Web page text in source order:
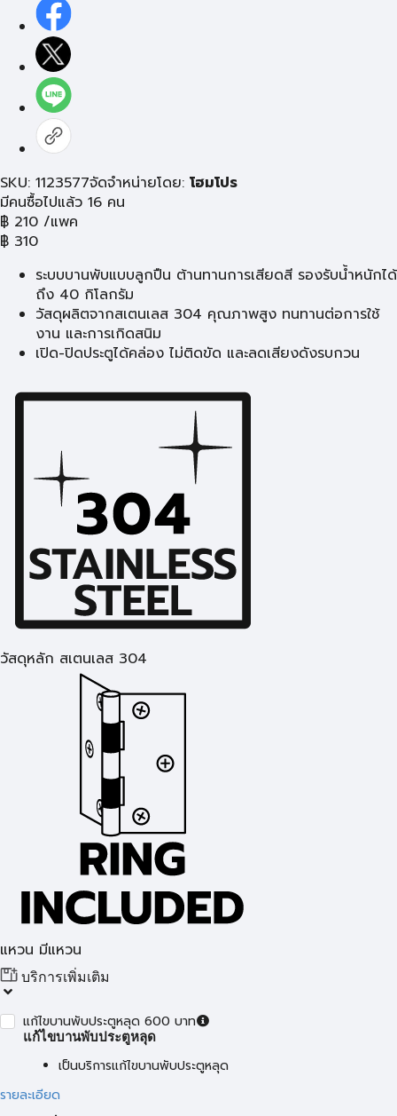
SKU: 1123577จัดจำหน่ายโดย: โฮมโปร
มีคนซื้อไปแล้ว 16 คน
฿ 210 /แพค
฿ 310
ระบบบานพับแบบลูกปืน ต้านทานการเสียดสี รองรับน้ำหนักได้
ถึง 40 กิโลกรัม
วัสดุผลิตจากสเตนเลส 304 คุณภาพสูง ทนทานต่อการใช้
งาน และการเกิดสนิม
เปิด-ปิดประตูได้คล่อง ไม่ติดขัด และลดเสียงดังรบกวน
วัสดุหลัก สเตนเลส 304
แหวน มีแหวน
บริการเพิ่มเติม
แก้ไขบานพับประตูหลุด 600 บาท
แก้ไขบานพับประตูหลุด
เป็นบริการแก้ไขบานพับประตูหลุด
รายละเอียด